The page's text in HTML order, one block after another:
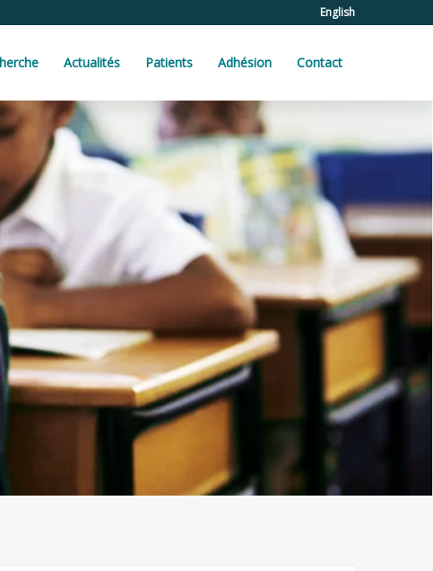
English
Actualités Patients Adhésion Contact